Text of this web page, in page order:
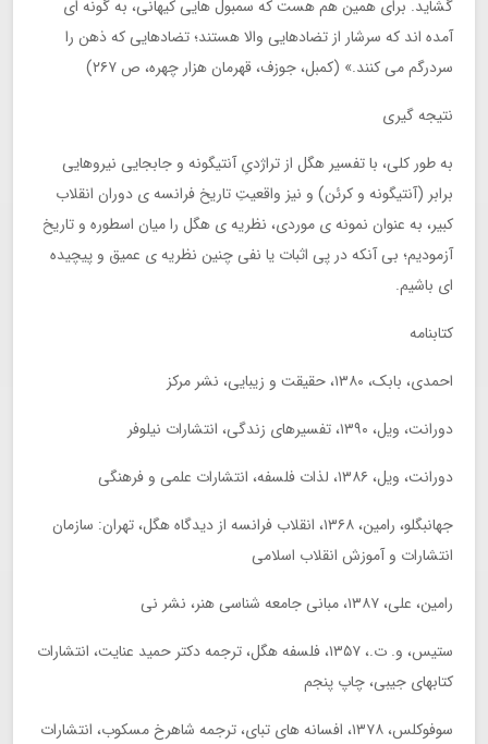
گشاید. برای همین هم هست که سمبول هایی کیهانی، به گونه ای
آمده اند که سرشار از تضادهایی والا هستند؛ تضادهایی که ذهن را
سردرگم می کنند.» (کمبل، جوزف، قهرمان هزار چهره، ص ۲۶۷)
نتیجه گیری
به طور کلی، با تفسیر هگل از تراژدیِ آنتیگونه و جابجایی نیروهایی
برابر (آنتیگونه و کرئن) و نیز واقعیتِ تاریخ فرانسه ی دوران انقلاب
کبیر، به عنوان نمونه ی موردی، نظریه ی هگل را میان اسطوره و تاریخ
آزمودیم؛ بی آنکه در پی اثبات یا نفی چنین نظریه ی عمیق و پیچیده
ای باشیم.
کتابنامه
احمدی، بابک، ۱۳۸۰، حقیقت و زیبایی، نشر مرکز
دورانت، ویل، ۱۳۹۰، تفسیرهای زندگی، انتشارات نیلوفر
دورانت، ویل، ۱۳۸۶، لذات فلسفه، انتشارات علمی و فرهنگی
جهانبگلو، رامین، ۱۳۶۸، انقلاب فرانسه از دیدگاه هگل، تهران: سازمان
انتشارات و آموزش انقلاب اسلامی
رامین، علی، ۱۳۸۷، مبانی جامعه شناسی هنر، نشر نی
ستیس، و. ت.، ۱۳۵۷، فلسفه هگل، ترجمه دکتر حمید عنایت، انتشارات
کتابهای جیبی، چاپ پنجم
سوفوکلس، ۱۳۷۸، افسانه های تبای، ترجمه شاهرخ مسکوب، انتشارات